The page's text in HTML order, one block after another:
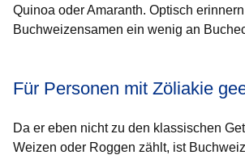
Quinoa oder Amaranth. Optisch
Buchweizensamen ein wenig an
Für Personen mit Zöliakie
Da er eben nicht zu den klassischen
Weizen oder Roggen zählt, ist